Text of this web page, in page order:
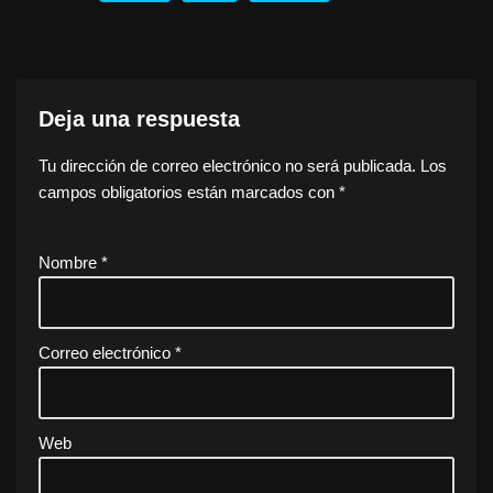
Deja una respuesta
Tu dirección de correo electrónico no será publicada. Los
campos obligatorios están marcados con *
Nombre *
Correo electrónico *
Web